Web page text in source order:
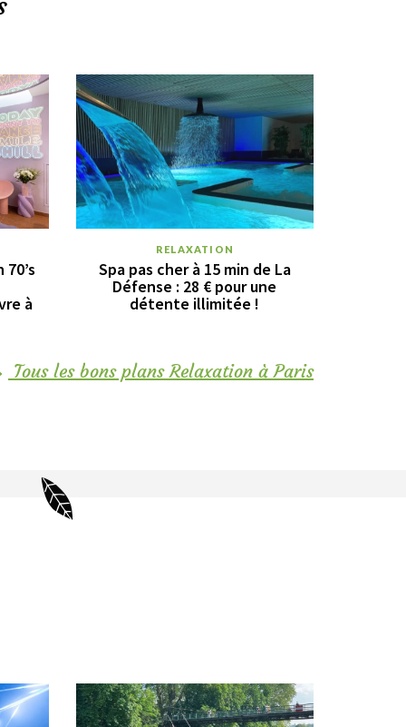
à
RELAXATION
Spa pas cher à 15 min de La
Défense : 28 € pour une
détente illimitée !
Tous les bons plans Relaxation à Paris